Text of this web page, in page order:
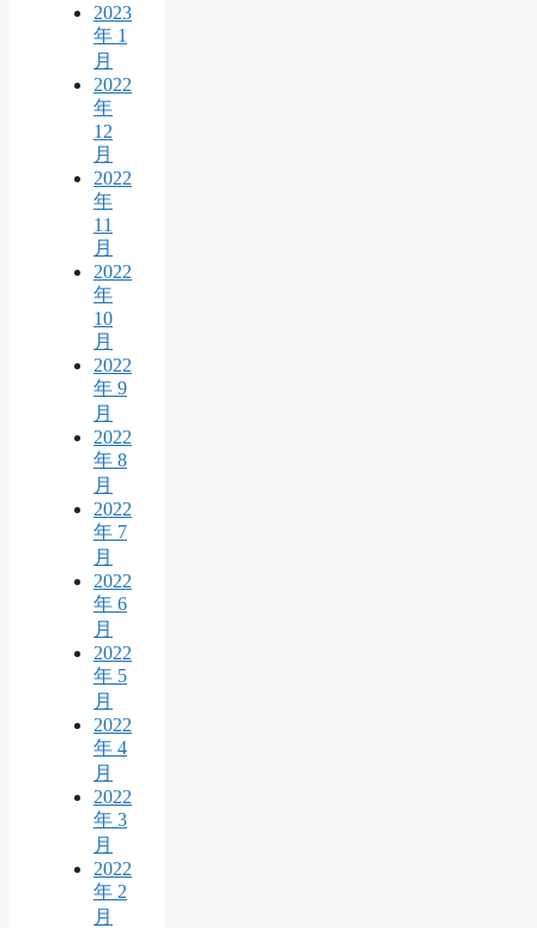
2023
年 1
月
2022
年
12
月
2022
年
11
月
2022
年
10
月
2022
年 9
月
2022
年 8
月
2022
年 7
月
2022
年 6
月
2022
年 5
月
2022
年 4
月
2022
年 3
月
2022
年 2
月